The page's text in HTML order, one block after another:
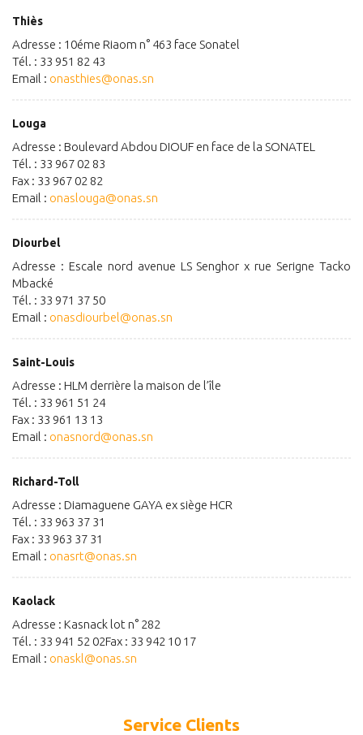
Thiès
Adresse : 10éme Riaom n° 463 face Sonatel
Tél. : 33 951 82 43
Email : onasthies@onas.sn
Louga
Adresse : Boulevard Abdou DIOUF en face de la SONATEL
Tél. : 33 967 02 83
Fax : 33 967 02 82
Email : onaslouga@onas.sn
Diourbel
Adresse : Escale nord avenue LS Senghor x rue Serigne Tacko
Mbacké
Tél. : 33 971 37 50
Email : onasdiourbel@onas.sn
Saint-Louis
Adresse : HLM derrière la maison de l’île
Tél. : 33 961 51 24
Fax : 33 961 13 13
Email : onasnord@onas.sn
Richard-Toll
Adresse : Diamaguene GAYA ex siège HCR
Tél. : 33 963 37 31
Fax : 33 963 37 31
Email : onasrt@onas.sn
Kaolack
Adresse : Kasnack lot n° 282
Tél. : 33 941 52 02Fax : 33 942 10 17
Email : onaskl@onas.sn
Service Clients